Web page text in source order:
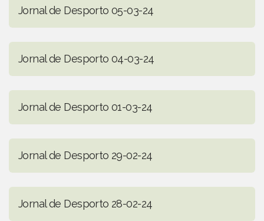
Jornal de Desporto 05-03-24
Jornal de Desporto 04-03-24
Jornal de Desporto 01-03-24
Jornal de Desporto 29-02-24
Jornal de Desporto 28-02-24